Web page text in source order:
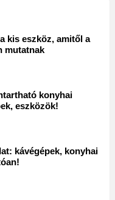
kis eszköz, amitől a
mutatnak
konyhai
eszközök!
kávégépek, konyhai